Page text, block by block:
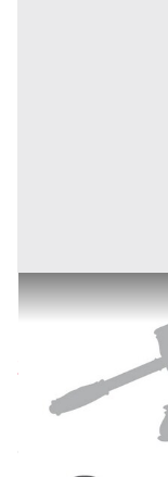
1#8168
l'attività
Inserito il: 05/08/
(Perugia)
22.453 €